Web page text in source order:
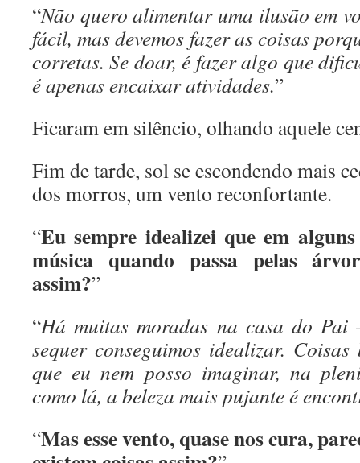
“Não quero alimentar uma ilusão em
fácil, mas devemos fazer as coisas
corretas. Se doar, é fazer algo que
é apenas encaixar atividades.”
Ficaram em silêncio, olhando aquele
Fim de tarde, sol se escondendo mais
dos morros, um vento reconfortante.
“Eu sempre idealizei que em
música quando passa pelas
assim?”
“Há muitas moradas na casa do Pai
sequer conseguimos idealizar.
que eu nem posso imaginar, na
como lá, a beleza mais pujante é
“Mas esse vento, quase nos cura,